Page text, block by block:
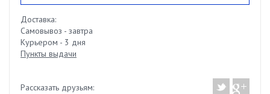
Доставка:
Самовывоз - завтра
Курьером - 3 дня
Пункты выдачи
Рассказать друзьям: